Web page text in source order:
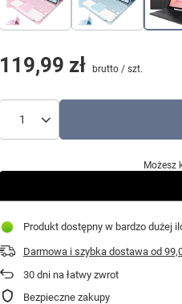
119,99 zł brutto/ szt.
Możesz
Produkt dostępny w bardzo dużej
Darmowa i szybka dostawaod
30dni na łatwy zwrot
Bezpieczne zakupy